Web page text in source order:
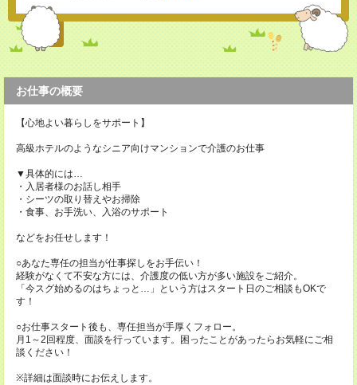
お仕事の概要
【心地よい暮らしをサポート】
高級ホテルのようなシニア向けマンションで介護のお仕事
▼具体的には…
・入居者様のお話し相手
・シーツの取り替えやお掃除
・食事、お手洗い、入浴のサポート
などをお任せします！
○あなた専任の担当が仕事探しをお手伝い！
経験がなくて不安な方には、介護度の低い方が多い施設をご紹介。
「今スグ始めるのはちょっと…」という方はスタート日のご相談もOKで
す！
○お仕事スタート後も、専任担当が手厚くフォロー。
月1～2回程度、面談を行っています。困ったことがあったらお気軽にご相
談ください！
※詳細は面談時にお伝えします。